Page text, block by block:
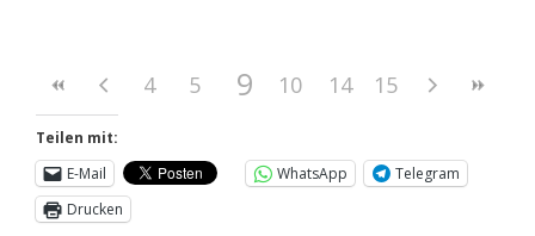
4 5 6 7 8
9 10 11 12 13
14 15
Teilen mit:
E-Mail
WhatsApp
Telegram
Drucken